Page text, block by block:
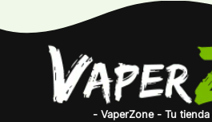
- VaperZone - Tu